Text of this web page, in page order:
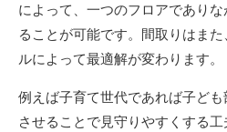
によって、一つのフロアであり
ることが可能です。間取りはま
ルによって最適解が変わります。
例えば子育て世代であれば子ど
させることで見守りやすくする